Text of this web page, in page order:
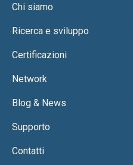
Chi siamo
Ricerca e sviluppo
Certificazioni
Network
Blog & News
Supporto
Contatti